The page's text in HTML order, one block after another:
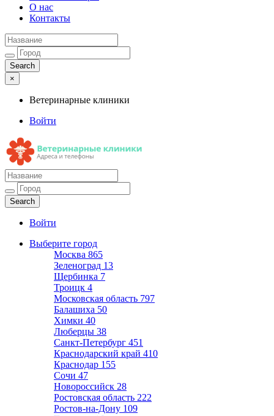
О нас
Контакты
×
Ветеринарные клиники
Войти
Ветеринарные клиники
Адреса и телефоны
Войти
Выберите город
Москва 865
Зеленоград 13
Щербинка 7
Троицк 4
Московская область 797
Балашиха 50
Химки 40
Люберцы 38
Санкт-Петербург 451
Краснодарский край 410
Краснодар 155
Сочи 47
Новороссийск 28
Ростовская область 222
Ростов-на-Дону 109